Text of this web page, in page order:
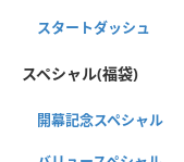
スタートダッシュ
スペシャル(福袋)
開幕記念スペシャル